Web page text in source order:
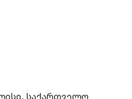
საქართველო